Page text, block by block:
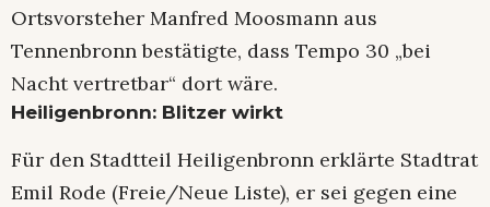
Ortsvorsteher Manfred Moosmann aus
Tennenbronn bestätigte, dass Tempo 30 „bei
Nacht vertretbar“ dort wäre.
Heiligenbronn: Blitzer wirkt
Für den Stadtteil Heiligenbronn erklärte Stadtrat
Emil Rode (Freie/Neue Liste), er sei gegen eine